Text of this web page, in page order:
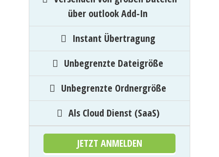
über outlook Add-In
Instant Übertragung
Unbegrenzte Dateigröße
Unbegrenzte Ordnergröße
Als Cloud Dienst (SaaS)
JETZT ANMELDEN